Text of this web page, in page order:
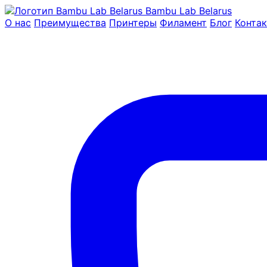
Bambu Lab Belarus
О нас Преимущества Принтеры Филамент Блог